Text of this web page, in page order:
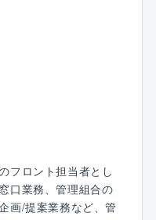
ト
のコールセンター
織があるため新規開
す】
ぞれのライフスタイ
択できます。
フロント担当者とし
口業務、管理組合の
画/提案業務など、管